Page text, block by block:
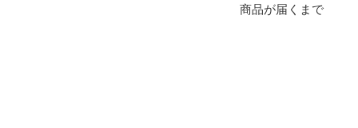
商品が届くまで